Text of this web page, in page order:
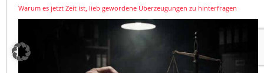
Warum es jetzt Zeit ist, lieb gewordene Überzeugungen zu hinterfragen